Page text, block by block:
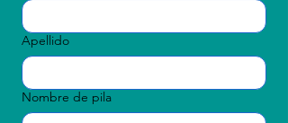
Apellido
Nombre de pila